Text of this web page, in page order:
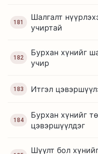
181
Шалгалт
учиртай
182
Бурхан хүнийг
учир
183 Итгэл
184
Бурхан хүнийг
цэвэршүүлдэг
Шүүлт бол